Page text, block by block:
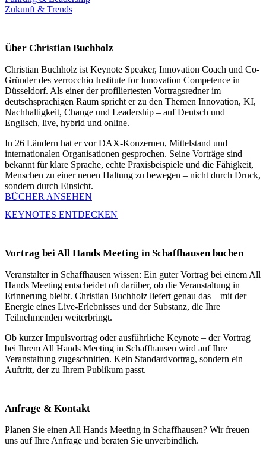
Zukunft & Trends
Über Christian Buchholz
Christian Buchholz ist Keynote Speaker, Innovation Coach und Co-
Gründer des verrocchio Institute for Innovation Competence in
Düsseldorf. Als einer der profiliertesten Vortragsredner im
deutschsprachigen Raum spricht er zu den Themen Innovation, KI,
Nachhaltigkeit, Change und Leadership – auf Deutsch und
Englisch, live, hybrid und online.
In 26 Ländern hat er vor DAX-Konzernen, Mittelstand und
internationalen Organisationen gesprochen. Seine Vorträge sind
bekannt für klare Sprache, echte Praxisbeispiele und die Fähigkeit,
Menschen zu einer neuen Haltung zu bewegen – nicht durch Druck,
sondern durch Einsicht.
BÜCHER ANSEHEN
KEYNOTES ENTDECKEN
Vortrag bei All Hands Meeting in Schaffhausen buchen
Veranstalter in Schaffhausen wissen: Ein guter Vortrag bei einem All
Hands Meeting entscheidet oft darüber, ob die Veranstaltung in
Erinnerung bleibt. Christian Buchholz liefert genau das – mit der
Energie eines Live-Erlebnisses und der Substanz, die Ihre
Teilnehmenden weiterbringt.
Ob kurzer Impulsvortrag oder ausführliche Keynote – der Vortrag
bei Ihrem All Hands Meeting in Schaffhausen wird auf Ihre
Veranstaltung zugeschnitten. Kein Standardvortrag, sondern ein
Auftritt, der zu Ihrem Publikum passt.
Anfrage & Kontakt
Planen Sie einen All Hands Meeting in Schaffhausen? Wir freuen
uns auf Ihre Anfrage und beraten Sie unverbindlich.